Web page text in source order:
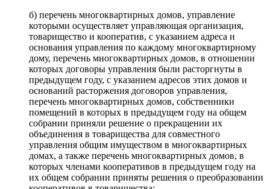
б) перечень многоквартирных домов, управление
которыми осуществляет управляющая организация,
товарищество и кооператив, с указанием адреса и
основания управления по каждому многоквартирному
дому, перечень многоквартирных домов, в отношении
которых договоры управления были расторгнуты в
предыдущем году, с указанием адресов этих домов и
оснований расторжения договоров управления,
перечень многоквартирных домов, собственники
помещений в которых в предыдущем году на общем
собрании приняли решение о прекращении их
объединения в товарищества для совместного
управления общим имуществом в многоквартирных
домах, а также перечень многоквартирных домов, в
которых членами кооперативов в предыдущем году на
их общем собрании приняты решения о преобразовании